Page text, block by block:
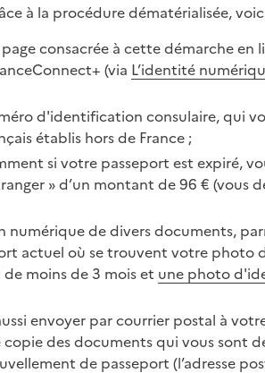
à la procédure dématérialisée,
consacrée à cette démarche en
(via L’identité
d'identification consulaire, qui
établis hors de France ;
si votre passeport est expiré,
» d’un montant de 96 € (vous
numérique de divers documents,
actuel où se trouvent votre photo
moins de 3 mois et une photo
envoyer par courrier postal à
des documents qui vous sont
de passeport (l’adresse